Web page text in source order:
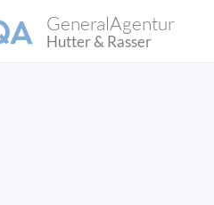
GeneralAgentur
Hutter & Rasser